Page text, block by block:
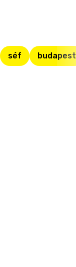
séf budapest